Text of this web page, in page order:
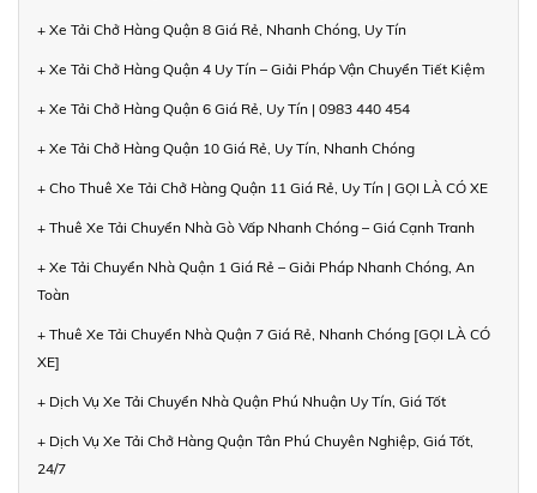
+ Xe Tải Chở Hàng Quận 8 Giá Rẻ, Nhanh Chóng, Uy Tín
+ Xe Tải Chở Hàng Quận 4 Uy Tín – Giải Pháp Vận Chuyển Tiết Kiệm
+ Xe Tải Chở Hàng Quận 6 Giá Rẻ, Uy Tín | 0983 440 454
+ Xe Tải Chở Hàng Quận 10 Giá Rẻ, Uy Tín, Nhanh Chóng
+ Cho Thuê Xe Tải Chở Hàng Quận 11 Giá Rẻ, Uy Tín | GỌI LÀ CÓ XE
+ Thuê Xe Tải Chuyển Nhà Gò Vấp Nhanh Chóng – Giá Cạnh Tranh
+ Xe Tải Chuyển Nhà Quận 1 Giá Rẻ – Giải Pháp Nhanh Chóng, An
Toàn
+ Thuê Xe Tải Chuyển Nhà Quận 7 Giá Rẻ, Nhanh Chóng [GỌI LÀ CÓ
XE]
+ Dịch Vụ Xe Tải Chuyển Nhà Quận Phú Nhuận Uy Tín, Giá Tốt
+ Dịch Vụ Xe Tải Chở Hàng Quận Tân Phú Chuyên Nghiệp, Giá Tốt,
24/7